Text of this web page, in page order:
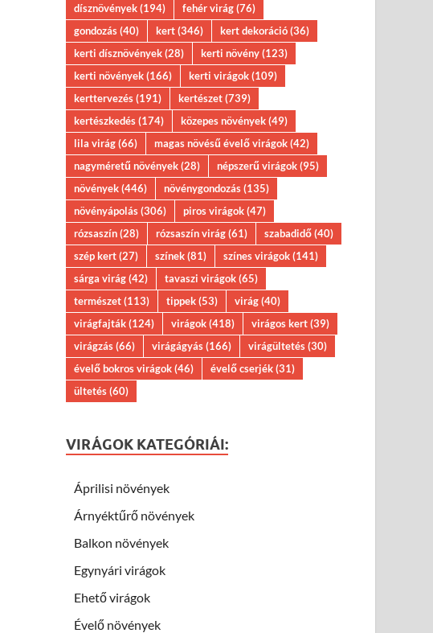
dísznövények(194) fehér virág(76)
gondozás(40) kert(346) kert dekoráció(36)
kerti dísznövények(28) kerti növény(123)
kerti növények(166) kerti virágok(109)
kerttervezés(191) kertészet(739)
kertészkedés(174) közepes növények(49)
lila virág(66) magas növésű évelő virágok(42)
nagyméretű növények(28) népszerű virágok(95)
növények(446) növénygondozás(135)
növényápolás(306) piros virágok(47)
rózsaszín(28) rózsaszín virág(61) szabadidő(40)
szép kert(27) színek(81) színes virágok(141)
sárga virág(42) tavaszi virágok(65)
természet(113) tippek(53) virág(40)
virágfajták(124) virágok(418) virágos kert(39)
virágzás(66) virágágyás(166) virágültetés(30)
évelő bokros virágok(46) évelő cserjék(31)
ültetés(60)
VIRÁGOK KATEGÓRIÁI:
Áprilisi növények
Árnyéktűrő növények
Balkon növények
Egynyári virágok
Ehető virágok
Évelő növények